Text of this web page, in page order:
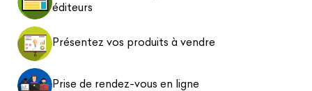
éditeurs
Présentez vos produits à vendre
Prise de rendez-vous en ligne